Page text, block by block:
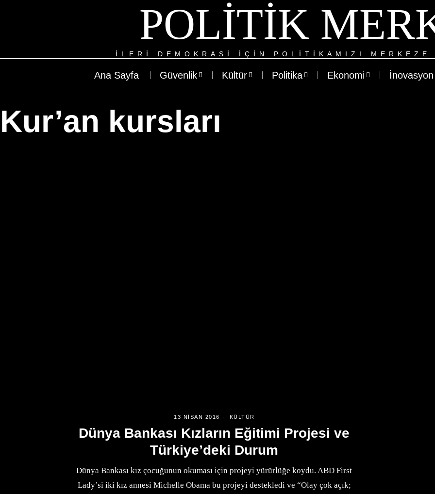
POLITIK
ILERI DEMOKRASI IÇIN POLITIKAMIZI
Ana Sayfa Güvenlik Kültür Politika Ekonomi İnovasyon
Kur’an kursları
13 NISAN 2016 KÜLTÜR
Dünya Bankası Kızların Eğitimi Projesi ve
Türkiye’deki Durum
Dünya Bankası kız çocuğunun okuması için projeyi yürürlüğe koydu. ABD First
Lady’si iki kız annesi Michelle Obama bu projeyi destekledi ve “Olay çok açık;